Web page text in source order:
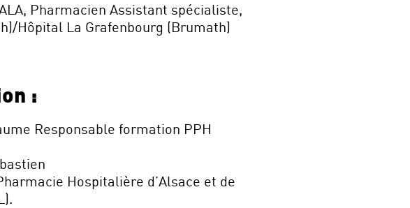
Pharmacien Assistant spécialiste,
Hôpital La Grafenbourg (Brumath)
:
Responsable formation PPH
Hospitalière d’Alsace et de